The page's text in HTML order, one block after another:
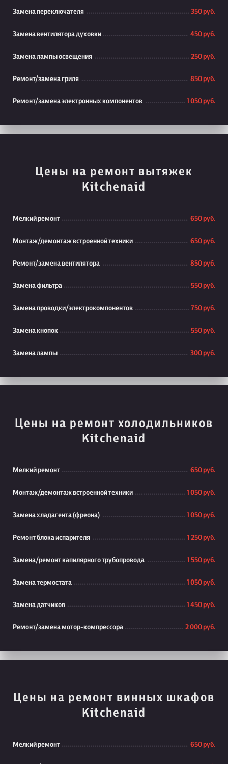
Замена переключателя 350 руб.
Замена вентилятора духовки 450 руб.
Замена лампы освещения 250 руб.
Ремонт/замена гриля 850 руб.
Ремонт/замена электронных компонентов 1 050 руб.
Цены на ремонт вытяжек
Kitchenaid
Мелкий ремонт 650 руб.
Монтаж/демонтаж встроенной техники 650 руб.
Ремонт/замена вентилятора 850 руб.
Замена фильтра 550 руб.
Замена проводки/электрокомпонентов 750 руб.
Замена кнопок 550 руб.
Замена лампы 300 руб.
Цены на ремонт холодильников
Kitchenaid
Мелкий ремонт 650 руб.
Монтаж/демонтаж встроенной техники 1 050 руб.
Замена хладагента (фреона) 1 050 руб.
Ремонт блока испарителя 1 250 руб.
Замена/ремонт капилярного трубопровода 1 550 руб.
Замена термостата 1 050 руб.
Замена датчиков 1 450 руб.
Ремонт/замена мотор-компрессора 2 000 руб.
Цены на ремонт винных шкафов
Kitchenaid
Мелкий ремонт 650 руб.